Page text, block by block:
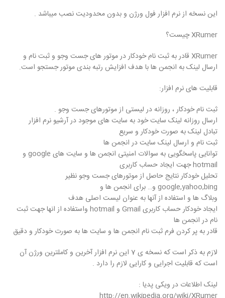
این نسخه از نرم افزار فول ورژن و بدون محدودیت نصب میباشد .
XRumer چیست؟
XRumer قادر به ثبت نام خودکار در موتور های جست وجو و ثبت نام و
ارسال لینک به انجمن ها با هدف افزایش رتبه بندی موتور جستجو است.
قابلیت های نرم افزار:
ثبت نام خودکار ، روزانه در لیستی از موتورهای جست وجو .
ارسال روزانه لینک سایت خود به سایت های موجود در آرشیو نرم افزار
تبادل لینک به صورت خودکار و سریع
ثبت نام و ارسال لینک سایت در انجمن ها
توانایی پاسخگویی به سوالات امنیتی انجمن ها و سایت های google و
hotmail جهت ایجاد حساب کاربری
تحلیل خودکار نتایج حاصل از موتورهای جست وجو نظیر
google,yahoo,bing و… برای انجمن ها و
وبلاگ ها و استفاده از آنها به عنوان لیست اصلی هدف
ایجاد خودکار حساب کاربری Gmail و hotmail واستفاده از انها جهت ثبت
نام در انجمن ها
قادر به پر کردن فرم ثبت نام انجمن ها و سایت ها به صورت خودکار و دقیق
لازم به ذکر است که نسخه ی 7 این نرم افزار آخرین و کاملترین ورژن آن
است که قابلیت اجرایی و کارایی لازم را دارد .
لینک اطلاعات در ویکی پدیا :